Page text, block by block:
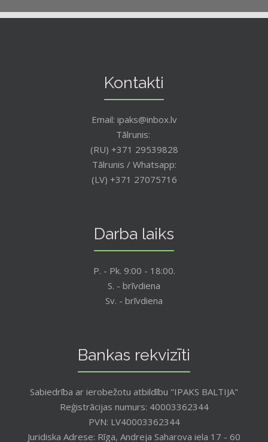
Kontakti
Email: ipaks@inbox.lv
Tālrunis:
(RU) +371 29539828
Tālrunis / Whatsapp:
(LV) +371 27075716
Darba laiks
P. - Pk. 9:00 - 18:00.
S. - brīvdiena
Sv. - brīvdiena
Bankas rekvizīti
Sabiedrība ar ierobežotu atbildību "IPAKS BALTIJA"
Reģistrācijas numurs: 40003362344
PVN: LV40003362344
Juridiska Adrese: Rīga, Andreja Saharova iela 17 - 60